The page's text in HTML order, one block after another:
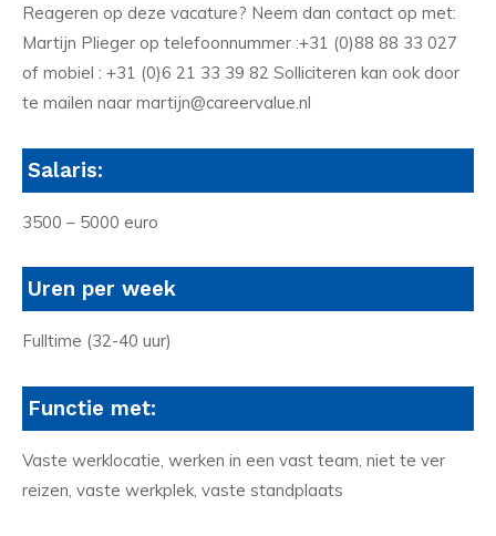
Reageren op deze vacature? Neem dan contact op met:
Martijn Plieger op telefoonnummer :+31 (0)88 88 33 027
of mobiel : +31 (0)6 21 33 39 82 Solliciteren kan ook door
te mailen naar martijn@careervalue.nl
Salaris:
3500 – 5000 euro
Uren per week
Fulltime (32-40 uur)
Functie met:
Vaste werklocatie, werken in een vast team, niet te ver
reizen, vaste werkplek, vaste standplaats